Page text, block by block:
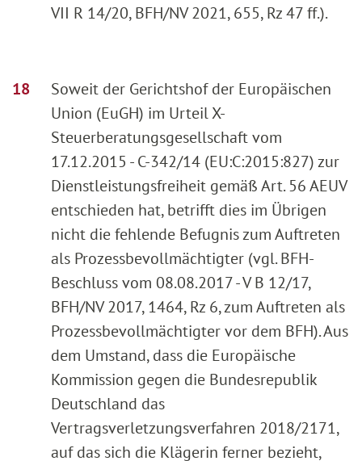
VII R 14/20, BFH/NV 2021, 655, Rz 47 ff.).
Soweit der Gerichtshof der Europäischen
Union (EuGH) im Urteil X-
Steuerberatungsgesellschaft vom
17.12.2015 - C-342/14 (EU:C:2015:827) zur
Dienstleistungsfreiheit gemäß Art. 56 AEUV
entschieden hat, betrifft dies im Übrigen
nicht die fehlende Befugnis zum Auftreten
als Prozessbevollmächtigter (vgl. BFH-
Beschluss vom 08.08.2017 - V B 12/17,
BFH/NV 2017, 1464, Rz 6, zum Auftreten als
Prozessbevollmächtigter vor dem BFH). Aus
dem Umstand, dass die Europäische
Kommission gegen die Bundesrepublik
Deutschland das
Vertragsverletzungsverfahren 2018/2171,
auf das sich die Klägerin ferner bezieht,